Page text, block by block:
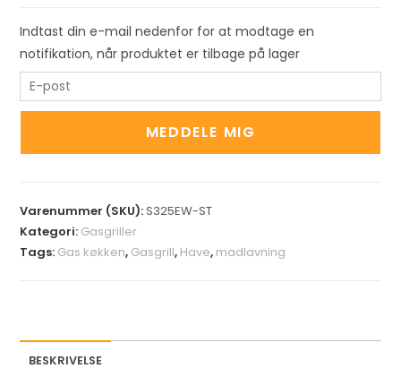
Indtast din e-mail nedenfor for at modtage en
notifikation, når produktet er tilbage på lager
n
o
u
r
MEDDELE MIG
Varenummer (SKU):S325EW-ST
Kategori: Gasgriller
Tags: Gas køkken, Gasgrill, Have, madlavning
BESKRIVELSE